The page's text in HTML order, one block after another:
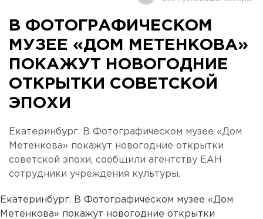
В ФОТОГРАФИЧЕСКОМ
МУЗЕЕ «ДОМ МЕТЕНКОВА»
ПОКАЖУТ НОВОГОДНИЕ
ОТКРЫТКИ СОВЕТСКОЙ
ЭПОХИ
Екатеринбург. В Фотографическом музее «Дом
Метенкова» покажут новогодние открытки
советской эпохи, сообщили агентству ЕАН
сотрудники учреждения культуры.
Екатеринбург. В Фотографическом музее «Дом
Метенкова» покажут новогодние открытки